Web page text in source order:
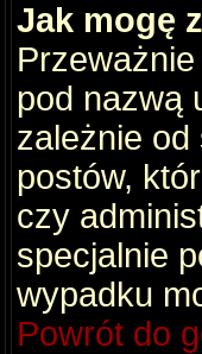
Jak mogę
pod nazwą
zależnie
postów,
czy
specjalnie
wypadku
Powrót do